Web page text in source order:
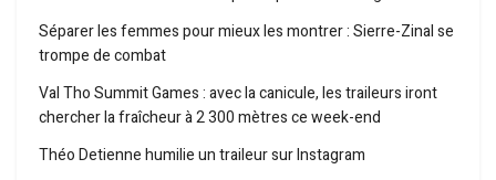
Séparer les femmes pour mieux les montrer : Sierre-Zinal se
trompe de combat
Val Tho Summit Games : avec la canicule, les traileurs iront
chercher la fraîcheur à 2 300 mètres ce week-end
Théo Detienne humilie un traileur sur Instagram